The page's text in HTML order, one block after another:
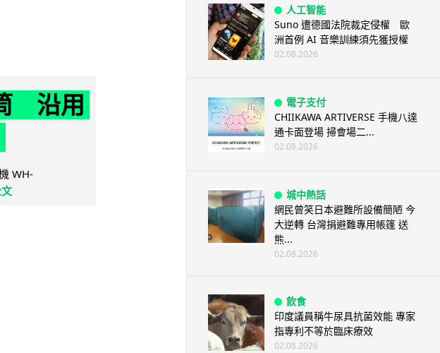
沿用
WH-
人工智能
Suno 遭德國法院裁定侵權 歐
洲首例 AI 音樂訓練須先獲授權
02.08.2026
電子支付
CHIIKAWA ARTIVERSE 手機八達
通卡面登場 掃會場二...
02.08.2026
城中熱話
網民曾笑日本避難所設備簡陋 今
大逆轉 台灣捐避難專用帳篷 送
熊...
02.08.2026
飲食
印度議員稱牛尿具抗菌效能 專家
指專利不等於臨床療效
02.08.2026